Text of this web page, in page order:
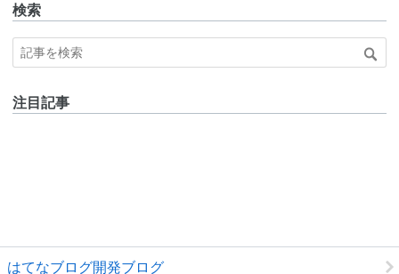
検索
注目記事
はてなブログ開発ブログ